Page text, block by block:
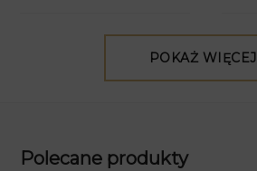
POKAŻ WIĘCEJ
Polecane produkty